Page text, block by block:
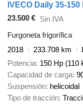
IVECO Daily 35-
23.500 € Sin IVA
Furgoneta frigorífica
2018
233.708 km
Potencia 150 Hp (110
Capacidad de carga
Suspensión helicoidal
Tipo de tracción